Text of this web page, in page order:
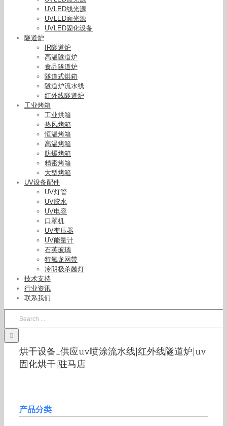
UVLED线光源
UVLED面光源
UVLED固化设备
隧道炉
IR隧道炉
高温隧道炉
食品隧道炉
隧道式烘箱
隧道炉流水线
红外线隧道炉
工业烤箱
工业烘箱
热风烤箱
恒温烤箱
高温烤箱
防爆烤箱
精密烤箱
大型烤箱
UV设备配件
UV灯管
UV胶水
UV电容
口罩机
UV变压器
UV能量计
石英玻璃
特氟龙网带
冷阴极杀菌灯
技术支持
行业资讯
联系我们
烘干设备_供应uv喷涂流水线|红外线隧道炉|uv
固化烘干|驻马店
产品分类